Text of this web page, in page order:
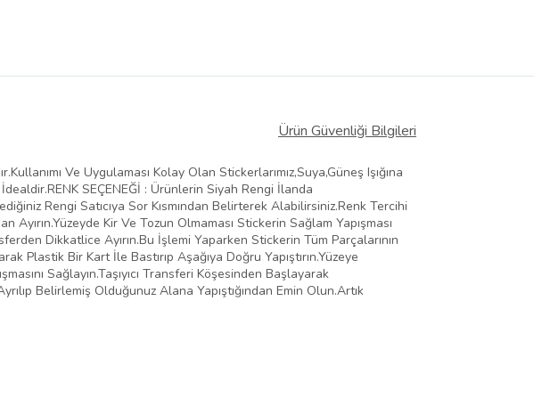
Ürün Güvenliği Bilgileri
Ve Uygulaması Kolay Olan Stickerlarımız,Suya,Güneş Işığına
SEÇENEĞİ : Ürünlerin Siyah Rengi İlanda
Rengi Satıcıya Sor Kısmından Belirterek Alabilirsiniz.Renk Tercihi
Kir Ve Tozun Olmaması Stickerin Sağlam Yapışması
Dikkatlice Ayırın.Bu İşlemi Yaparken Stickerin Tüm Parçalarının
Plastik Bir Kart İle Bastırıp Aşağıya Doğru Yapıştırın.Yüzeye
Sağlayın.Taşıyıcı Transferi Köşesinden Başlayarak
Belirlemiş Olduğunuz Alana Yapıştığından Emin Olun.Artık